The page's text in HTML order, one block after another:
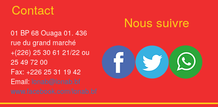
Contact
01 BP 68 Ouaga 01. 436
rue du grand marché
+(226) 25 30 61 21/22 ou
25 49 72 00
Fax: +226 25 31 19 42
Email: lonab@lonab.bf
www.facebook.com/lonab.bf
Nous suivre